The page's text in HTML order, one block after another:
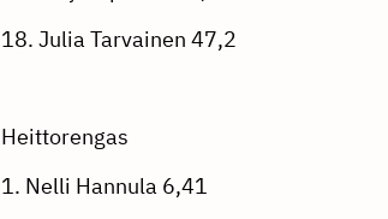
18. Julia Tarvainen 47,2
Heittorengas
1. Nelli Hannula 6,41